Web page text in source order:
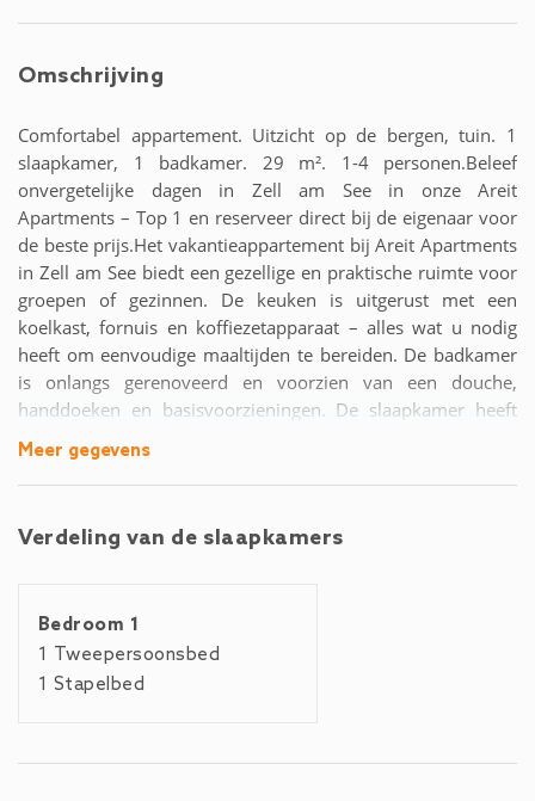
Omschrijving
Comfortabel appartement. Uitzicht op de bergen, tuin. 1
slaapkamer, 1 badkamer. 29 m². 1-4 personen.Beleef
onvergetelijke dagen in Zell am See in onze Areit
Apartments – Top 1 en reserveer direct bij de eigenaar voor
de beste prijs.Het vakantieappartement bij Areit Apartments
in Zell am See biedt een gezellige en praktische ruimte voor
groepen of gezinnen. De keuken is uitgerust met een
koelkast, fornuis en koffiezetapparaat – alles wat u nodig
heeft om eenvoudige maaltijden te bereiden. De badkamer
is onlangs gerenoveerd en voorzien van een douche,
handdoeken en basisvoorzieningen. De slaapkamer heeft
een tweepersoonsbed en een stapelbed, waardoor er
comfortabel plaats is voor maximaal 4 personen. Het
appartement heeft toegang tot een gedeelde tuin en is
1,1 km afstand, waardoor dit een uitstekende locatie is voor
onvergetelijke ervaring kunt beleven.De luchthaven van
Salzburg ligt op 77 km afstand en is eenvoudig bereikbaar
met het openbaar vervoer. Er zijn directe trein- en
voor internationale vluchten.
Meer gegevens
Verdeling van de slaapkamers
Bedroom 1
1 Tweepersoonsbed
1 Stapelbed